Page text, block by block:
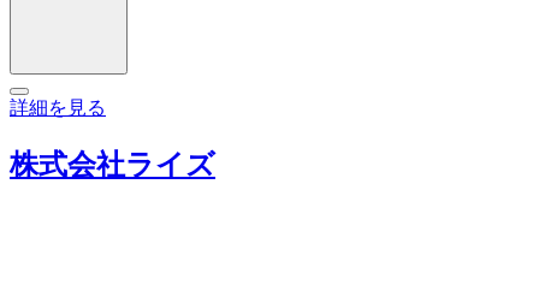
詳細を見る
株式会社ライズ